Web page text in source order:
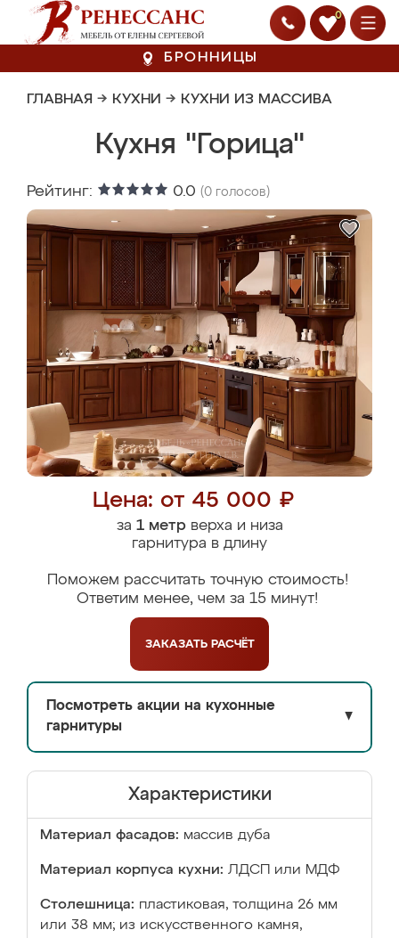
0
БРОННИЦЫ
ГЛАВНАЯ → КУХНИ → КУХНИ ИЗ МАССИВА
Кухня "Горица"
Рейтинг: 0.0 (0 голосов)
Цена: от 45 000 ₽
за 1 метрверха и низа
гарнитура в длину
Поможем рассчитать точную стоимость!
Ответим менее, чем за 15 минут!
ЗАКАЗАТЬ РАСЧЁТ
Посмотреть акции на кухонные
гарнитуры
▼
Характеристики
Материал фасадов: массив дуба
Материал корпуса кухни: ЛДСП или МДФ
Столешница: пластиковая, толщина 26 мм
или 38 мм; из искусственного камня,